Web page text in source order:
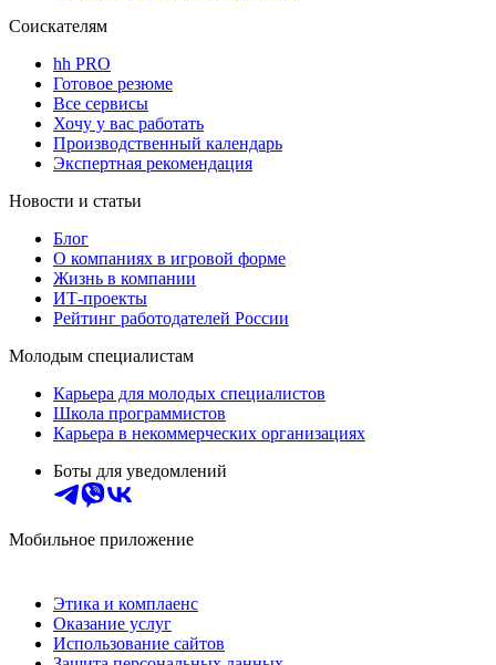
Соискателям
hh PRO
Готовое резюме
Все сервисы
Хочу у вас работать
Производственный календарь
Экспертная рекомендация
Новости и статьи
Блог
О компаниях в игровой форме
Жизнь в компании
ИТ-проекты
Рейтинг работодателей России
Молодым специалистам
Карьера для молодых специалистов
Школа программистов
Карьера в некоммерческих организациях
Боты для уведомлений
Мобильное приложение
Этика и комплаенс
Оказание услуг
Использование сайтов